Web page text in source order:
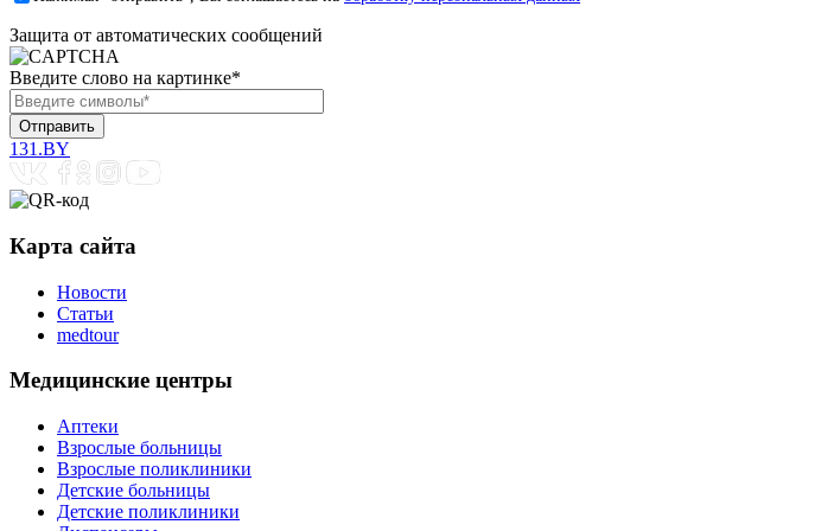
Защита от автоматических сообщений
Введите слово на картинке*
131.BY
Карта сайта
Новости
Статьи
medtour
Медицинские центры
Аптеки
Взрослые больницы
Взрослые поликлиники
Детские больницы
Детские поликлиники